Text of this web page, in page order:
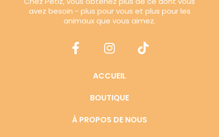
avez besoin - plus pour vous et plus pour les
animaux que vous aimez.
ACCUEIL
BOUTIQUE
À PROPOS DE NOUS